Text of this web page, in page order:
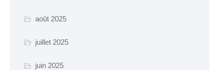
août 2025
juillet 2025
juin 2025